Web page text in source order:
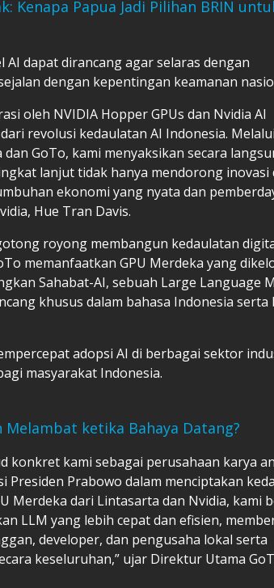
Kenapa Papua Jadi Pilihan BRIN
dapat dirancang agar selaras dengan
dengan kepentingan keamanan
oleh NVIDIA Hopper GPUs dan Nvidia AI
revolusi kedaulatan AI Indonesia. Melalui
GoTo, kami menyaksikan secara
lanjut tidak hanya mendorong inovasi
ekonomi yang nyata dan
Hue Tran Davis.
royong membangun kedaulatan
memanfaatkan GPU Merdeka yang
Sahabat-AI, sebuah Large Language
khusus dalam bahasa Indonesia serta
adopsi AI di berbagai sektor
masyarakat Indonesia.
Melambat ketika Bahaya Datang?
konkret kami sebagai perusahaan karya
Presiden Prabowo dalam menciptakan
Merdeka dari Lintasarta dan Nvidia, kami
LLM yang lebih cepat dan efisien,
developer, dan pengusaha lokal serta
keseluruhan,” ujar Direktur Utama